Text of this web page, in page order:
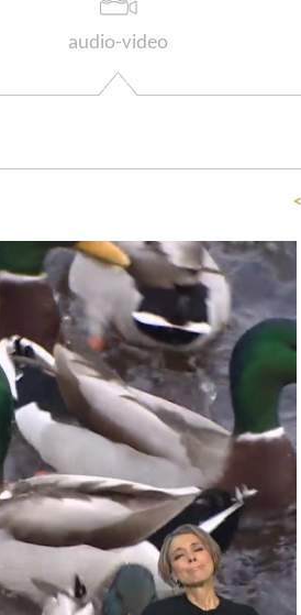
audio-video